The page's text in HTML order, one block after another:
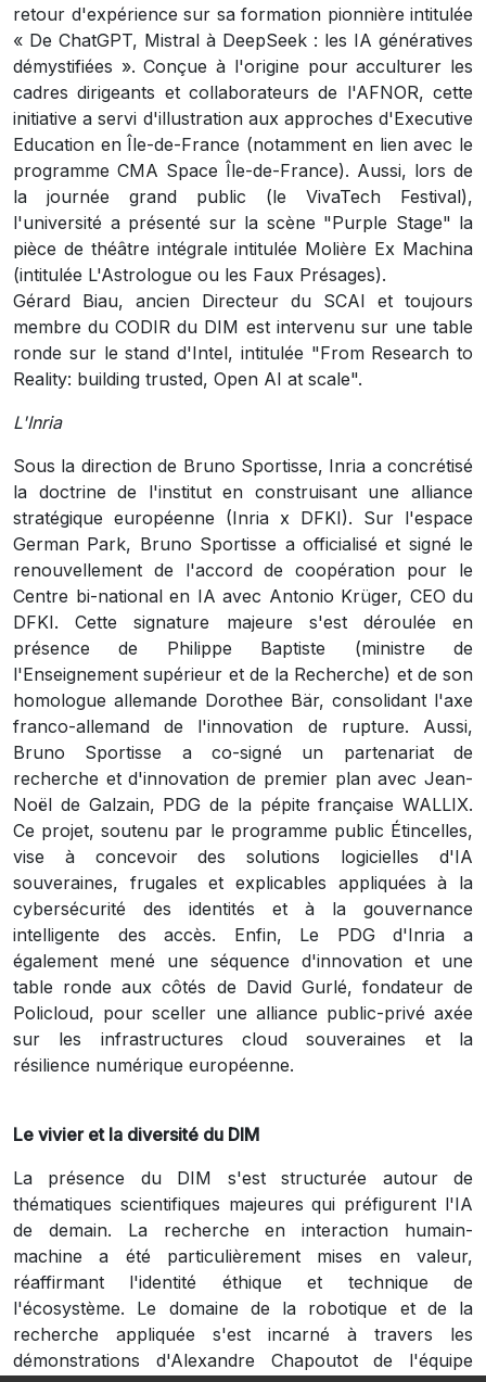
retour d'expérience sur sa formation pionnière intitulée
« De ChatGPT, Mistral à DeepSeek : les IA génératives
démystifiées ». Conçue à l'origine pour acculturer les
cadres dirigeants et collaborateurs de l'AFNOR, cette
initiative a servi d'illustration aux approches d'Executive
Education en Île-de-France (notamment en lien avec le
programme CMA Space Île-de-France). Aussi, lors de
la journée grand public (le VivaTech Festival),
l'université a présenté sur la scène "Purple Stage" la
pièce de théâtre intégrale intitulée Molière Ex Machina
(intitulée L'Astrologue ou les Faux Présages).
Gérard Biau, ancien Directeur du SCAI et toujours
membre du CODIR du DIM est intervenu sur une table
ronde sur le stand d'Intel, intitulée "From Research to
Reality: building trusted, Open AI at scale".
L'Inria
Sous la direction de Bruno Sportisse, Inria a concrétisé
la doctrine de l'institut en construisant une alliance
stratégique européenne (Inria x DFKI). Sur l'espace
German Park, Bruno Sportisse a officialisé et signé le
renouvellement de l'accord de coopération pour le
Centre bi-national en IA avec Antonio Krüger, CEO du
DFKI. Cette signature majeure s'est déroulée en
présence de Philippe Baptiste (ministre de
l'Enseignement supérieur et de la Recherche) et de son
homologue allemande Dorothee Bär, consolidant l'axe
franco-allemand de l'innovation de rupture. Aussi,
Bruno Sportisse a co-signé un partenariat de
recherche et d'innovation de premier plan avec Jean-
Noël de Galzain, PDG de la pépite française WALLIX.
Ce projet, soutenu par le programme public Étincelles,
vise à concevoir des solutions logicielles d'IA
souveraines, frugales et explicables appliquées à la
cybersécurité des identités et à la gouvernance
intelligente des accès. Enfin, Le PDG d'Inria a
également mené une séquence d'innovation et une
table ronde aux côtés de David Gurlé, fondateur de
Policloud, pour sceller une alliance public-privé axée
sur les infrastructures cloud souveraines et la
résilience numérique européenne.
Le vivier et la diversité du DIM
La présence du DIM s'est structurée autour de
thématiques scientifiques majeures qui préfigurent l'IA
de demain. La recherche en interaction humain-
machine a été particulièrement mises en valeur,
réaffirmant l'identité éthique et technique de
l'écosystème. Le domaine de la robotique et de la
recherche appliquée s'est incarné à travers les
démonstrations d'Alexandre Chapoutot de l'équipe